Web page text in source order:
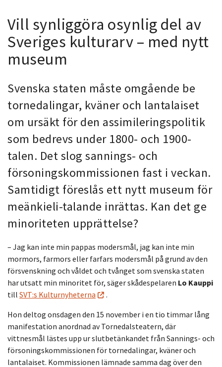
Vill synliggöra osynlig del av
Sveriges kulturarv – med nytt
museum
Svenska staten måste omgående be
tornedalingar, kväner och lantalaiset
om ursäkt för den assimileringspolitik
som bedrevs under 1800- och 1900-
talen. Det slog sannings- och
försoningskommissionen fast i veckan.
Samtidigt föreslås ett nytt museum för
meänkieli-talande inrättas. Kan det ge
minoriteten upprättelse?
– Jag kan inte min pappas modersmål, jag kan inte min
mormors, farmors eller farfars modersmål på grund av den
försvenskning och våldet och tvånget som svenska staten
har utsatt min minoritet för, säger skådespelaren Lo Kauppi
till SVT:s Kulturnyheterna
.
Hon deltog onsdagen den 15 november i en tio timmar lång
manifestation anordnad av Tornedalsteatern, där
vittnesmål lästes upp ur slutbetänkandet från Sannings- och
försoningskommissionen för tornedalingar, kväner och
lantalaiset. Kommissionen lämnade samma dag över den